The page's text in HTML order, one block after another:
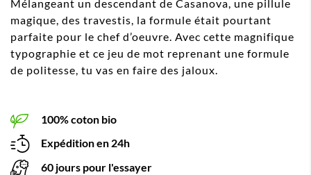
Mélangeant un descendant de Casanova, une pillule
magique, des travestis, la formule était pourtant
parfaite pour le chef d’oeuvre. Avec cette magnifique
typographie et ce jeu de mot reprenant une formule
de politesse, tu vas en faire des jaloux.
100% coton bio
Expédition en 24h
60 jours pour l'essayer